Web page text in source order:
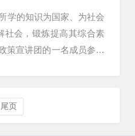
学的知识为国家、为社会
社会，锻炼提高其综合素
策宣讲团的一名成员参加
尾页